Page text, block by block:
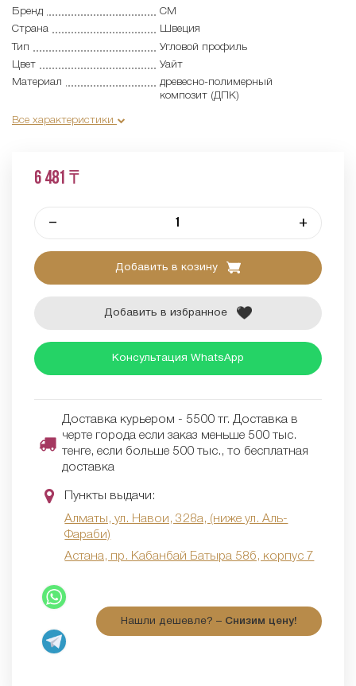
Бренд
CM
Страна
Швеция
Тип
Угловой профиль
Цвет
Уайт
Материал
древесно-полимерный
композит (ДПК)
Все характеристики
6 481 ₸
– +
Добавить в козину
Добавить в избранное
Консультация WhatsApp
Доставка курьером - 5500 тг. Доставка в
черте города если заказ меньше 500 тыс.
тенге, если больше 500 тыс., то бесплатная
доставка
Пункты выдачи:
Алматы, ул. Навои, 328а, (ниже ул. Аль-
Фараби)
Астана, пр. Кабанбай Батыра 58б, корпус 7
Нашли дешевле? – Снизим цену!